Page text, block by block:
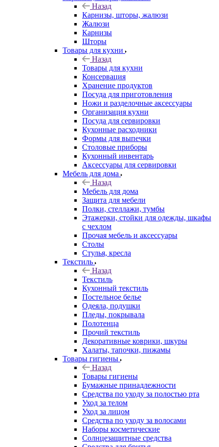
Назад
Карнизы, шторы, жалюзи
Жалюзи
Карнизы
Шторы
Товары для кухни
Назад
Товары для кухни
Консервация
Хранение продуктов
Посуда для приготовления
Ножи и разделочные аксессуары
Организация кухни
Посуда для сервировки
Кухонные расходники
Формы для выпечки
Столовые приборы
Кухонный инвентарь
Аксессуары для сервировки
Мебель для дома
Назад
Мебель для дома
Защита для мебели
Полки, стеллажи, тумбы
Этажерки, стойки для одежды, шкафы
с чехлом
Прочая мебель и аксессуары
Столы
Стулья, кресла
Текстиль
Назад
Текстиль
Кухонный текстиль
Постельное белье
Одеяла, подушки
Пледы, покрывала
Полотенца
Прочий текстиль
Декоративные коврики, шкуры
Халаты, тапочки, пижамы
Товары гигиены
Назад
Товары гигиены
Бумажные принадлежности
Средства по уходу за полостью рта
Уход за телом
Уход за лицом
Средства по уходу за волосами
Наборы косметические
Солнцезащитные средства